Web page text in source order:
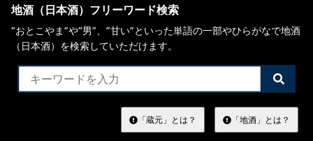
地酒蔵元会WEB展示会 地酒蔵元会利酒会
地酒（日本酒）フリーワード検索
“おとこやま”や“男”、”甘い”といった単語の一部やひらがなで地酒
（日本酒）を検索していただけます。
検
索
す
る
「蔵元」とは？ 「地酒」とは？